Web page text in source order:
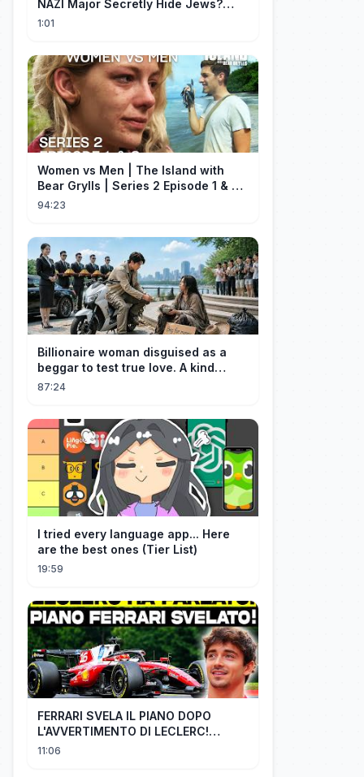
NAZI Major Secretly Hide Jews?
#short #movie
1:01
Women vs Men | The Island with
Bear Grylls | Series 2 Episode 1 & 2 |
Full Episode
94:23
Billionaire woman disguised as a
beggar to test true love. A kind
guard helped her and got rewarded!
87:24
I tried every language app... Here
are the best ones (Tier List)
19:59
FERRARI SVELA IL PIANO DOPO
L'AVVERTIMENTO DI LECLERC!
AGGIORNAMENTI PAZZESCHI a
11:06